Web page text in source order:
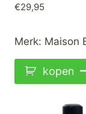
€29,95
Merk: Maison
kopen